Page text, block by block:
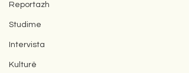
Reportazh
Studime
Intervista
Kulturë